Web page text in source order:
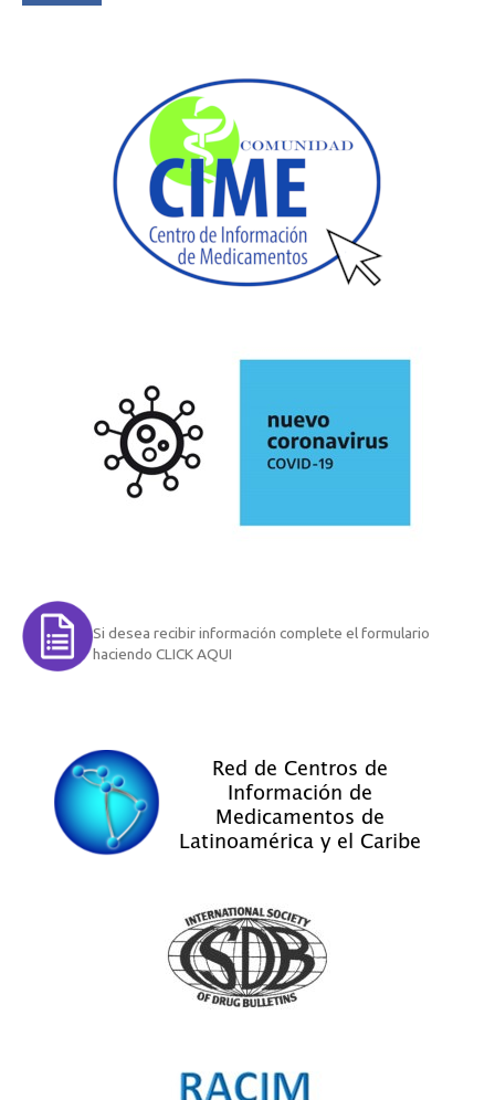
Si desea recibir información complete el formulario
haciendo CLICK AQUI